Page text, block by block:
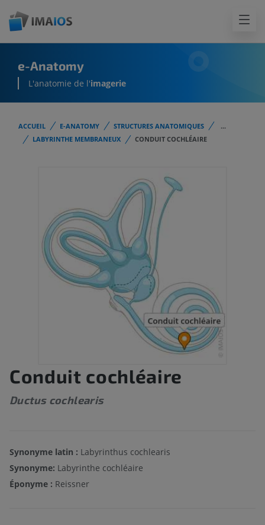
e-Anatomy
L'anatomie de l'imagerie
ACCUEIL E-ANATOMY STRUCTURES ANATOMIQUES
...
LABYRINTHE MEMBRANEUX
CONDUIT COCHLÉAIRE
Conduit cochléaire
Ductus cochlearis
Synonyme latin : Labyrinthus cochlearis
Synonyme: Labyrinthe cochléaire
Éponyme : Reissner